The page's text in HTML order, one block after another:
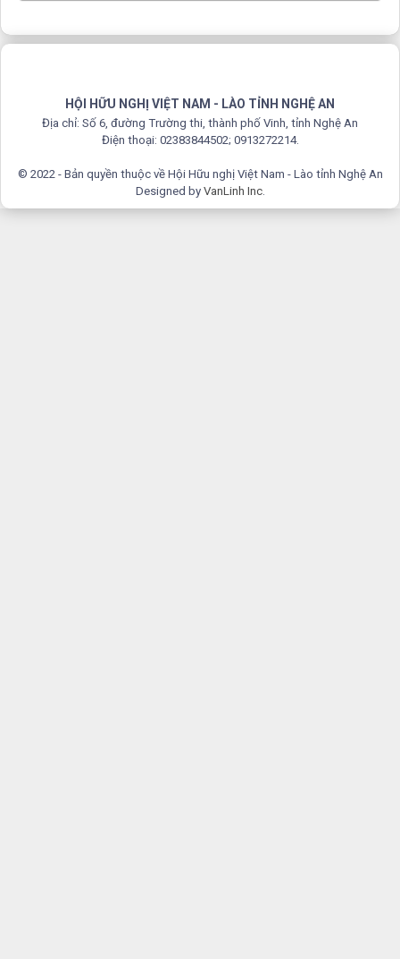
HỘI HỮU NGHỊ VIỆT NAM - LÀO TỈNH NGHỆ AN
Địa chỉ: Số 6, đường Trường thi, thành phố Vinh, tỉnh Nghệ An
Điện thoại: 02383844502; 0913272214.
© 2022 - Bản quyền thuộc về Hội Hữu nghị Việt Nam - Lào tỉnh Nghệ An
Designed by VanLinh Inc.